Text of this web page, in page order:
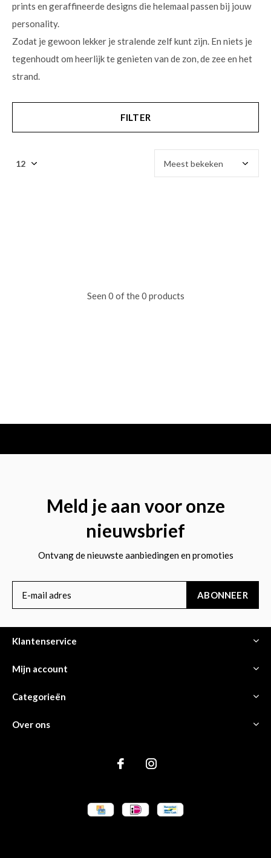
prints en geraffineerde designs die helemaal passen bij jouw
personality.
Zodat je gewoon lekker je stralende zelf kunt zijn. En niets je
tegenhoudt om heerlijk te genieten van de zon, de zee en het
strand.
FILTER
Seen 0 of the 0 products
Meld je aan voor onze
nieuwsbrief
Ontvang de nieuwste aanbiedingen en promoties
ABONNEER
Klantenservice
Mijn account
Categorieën
Over ons